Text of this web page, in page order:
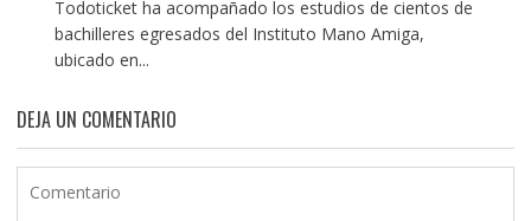
Todoticket ha acompañado los estudios de cientos de
bachilleres egresados del Instituto Mano Amiga,
ubicado en...
DEJA UN COMENTARIO